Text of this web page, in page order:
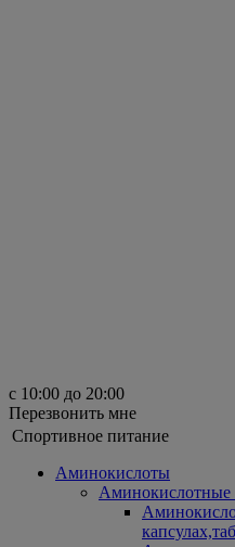
с 10:00 до 20:00
Перезвонить мне
Спортивное питание
Аминокислоты
Аминокислотные